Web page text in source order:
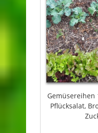
Gemüsereihen
Pflücksalat,